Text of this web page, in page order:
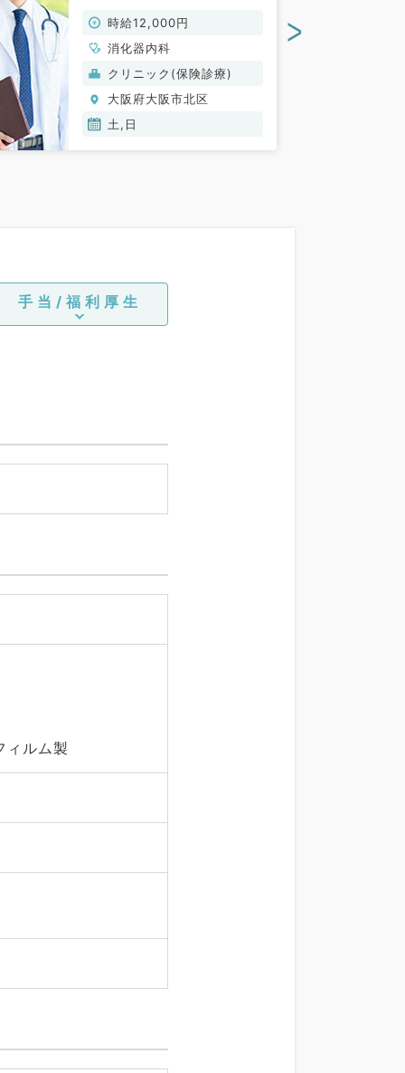
です（消化器内科／非常
勤）
時給12,000円
消化器内科
クリニック(保険診療)
大阪府大阪市北区
土,日
>
手当/福利厚生
ィルム製